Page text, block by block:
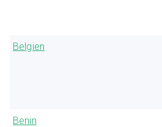
Belgien
Benin